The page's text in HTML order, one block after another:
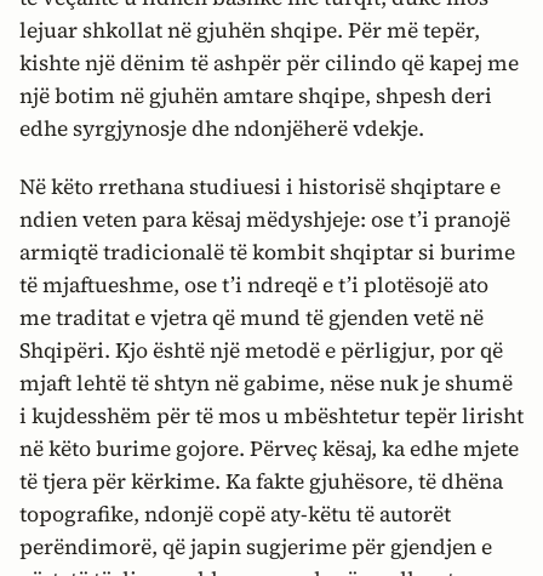
lejuar shkollat në gjuhën shqipe. Për më tepër,
kishte një dënim të ashpër për cilindo që kapej me
një botim në gjuhën amtare shqipe, shpesh deri
edhe syrgjynosje dhe ndonjëherë vdekje.
Në këto rrethana studiuesi i historisë shqiptare e
ndien veten para kësaj mëdyshjeje: ose t’i pranojë
armiqtë tradicionalë të kombit shqiptar si burime
të mjaftueshme, ose t’i ndreqë e t’i plotësojë ato
me traditat e vjetra që mund të gjenden vetë në
Shqipëri. Kjo është një metodë e përligjur, por që
mjaft lehtë të shtyn në gabime, nëse nuk je shumë
i kujdesshëm për të mos u mbështetur tepër lirisht
në këto burime gojore. Përveç kësaj, ka edhe mjete
të tjera për kërkime. Ka fakte gjuhësore, të dhëna
topografike, ndonjë copë aty-këtu të autorët
perëndimorë, që japin sugjerime për gjendjen e